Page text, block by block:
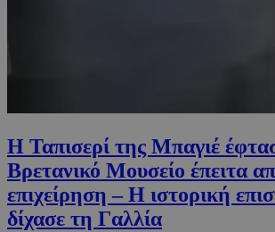
Η Ταπισερί της Μπαγιέ
Βρετανικό Μουσείο έπειτα
επιχείρηση – Η ιστορική
δίχασε τη Γαλλία